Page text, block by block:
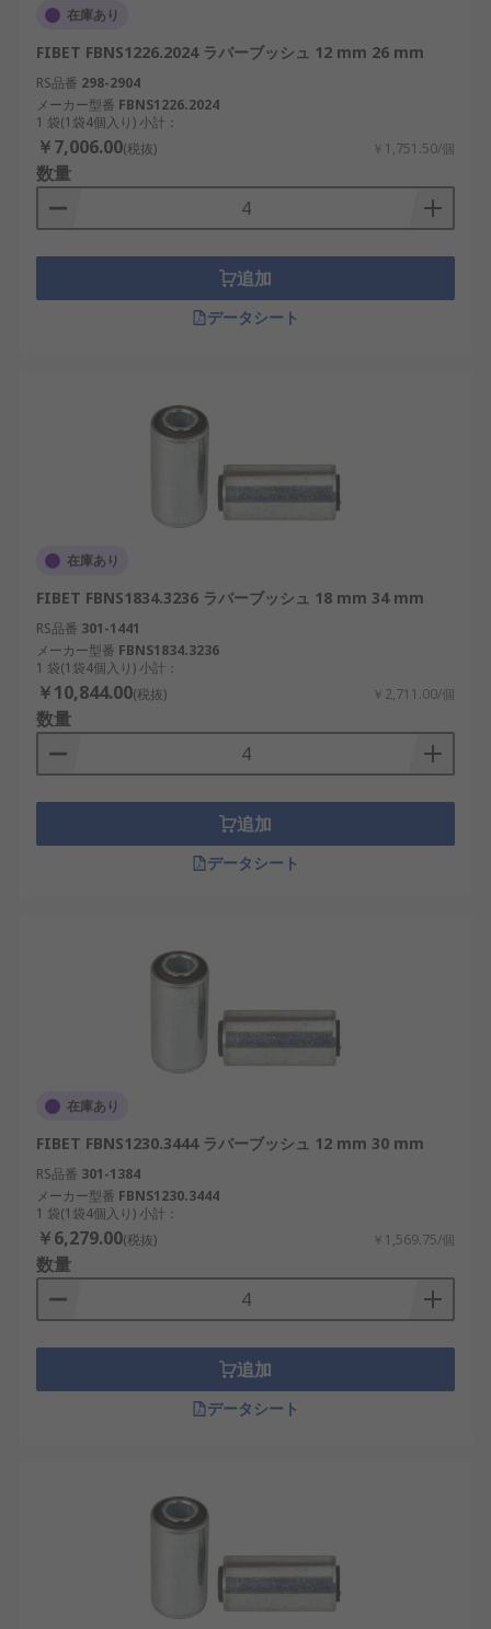
在庫あり
FIBET FBNS1226.2024 ラバーブッシュ 12 mm 26 mm
RS品番 298-2904
メーカー型番 FBNS1226.2024
1 袋(1袋4個入り) 小計：
￥7,006.00(税抜) ￥1,751.50/個
数量
追加
データシート
在庫あり
FIBET FBNS1834.3236 ラバーブッシュ 18 mm 34 mm
RS品番 301-1441
メーカー型番 FBNS1834.3236
1 袋(1袋4個入り) 小計：
￥10,844.00(税抜) ￥2,711.00/個
数量
追加
データシート
在庫あり
FIBET FBNS1230.3444 ラバーブッシュ 12 mm 30 mm
RS品番 301-1384
メーカー型番 FBNS1230.3444
1 袋(1袋4個入り) 小計：
￥6,279.00(税抜) ￥1,569.75/個
数量
追加
データシート